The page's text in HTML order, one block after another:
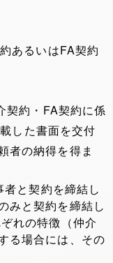
あるいはFA契約
契約・FA契約に係
した書面を交付
者の納得を得ま
と契約を締結し
みと契約を締結し
れの特徴（仲介
る場合には、その